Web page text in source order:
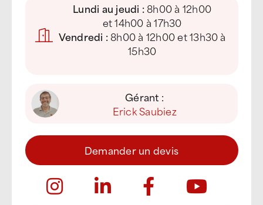
Lundi au jeudi :8h00 à 12h00
et 14h00 à 17h30
Vendredi :8h00 à 12h00 et 13h30 à
15h30
Gérant :
Erick Saubiez
Demander un devis